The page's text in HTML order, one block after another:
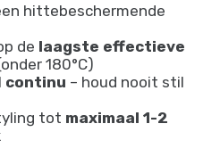
hittebeschermende
de laagste effectieve
180°C)
continu – houd nooit stil
tot maximaal 1-2